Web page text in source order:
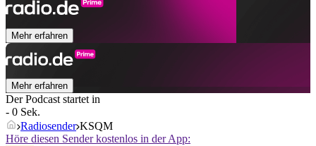
Mehr erfahren
Mehr erfahren
Der Podcast startet in
- 0 Sek.
Radiosender KSQM
Höre diesen Sender kostenlos in der App: